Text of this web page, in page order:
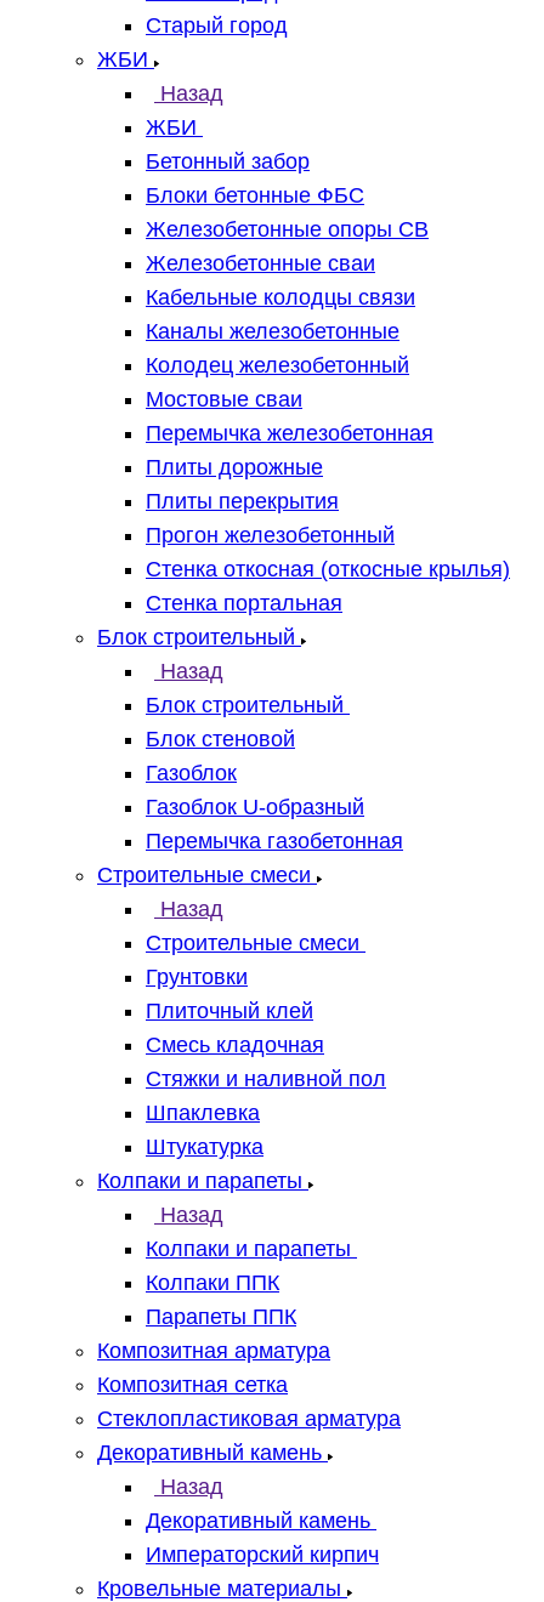
Старый город
ЖБИ
Назад
ЖБИ
Бетонный забор
Блоки бетонные ФБС
Железобетонные опоры СВ
Железобетонные сваи
Кабельные колодцы связи
Каналы железобетонные
Колодец железобетонный
Мостовые сваи
Перемычка железобетонная
Плиты дорожные
Плиты перекрытия
Прогон железобетонный
Стенка откосная (откосные крылья)
Стенка портальная
Блок строительный
Назад
Блок строительный
Блок стеновой
Газоблок
Газоблок U-образный
Перемычка газобетонная
Строительные смеси
Назад
Строительные смеси
Грунтовки
Плиточный клей
Смесь кладочная
Стяжки и наливной пол
Шпаклевка
Штукатурка
Колпаки и парапеты
Назад
Колпаки и парапеты
Колпаки ППК
Парапеты ППК
Композитная арматура
Композитная сетка
Стеклопластиковая арматура
Декоративный камень
Назад
Декоративный камень
Императорский кирпич
Кровельные материалы